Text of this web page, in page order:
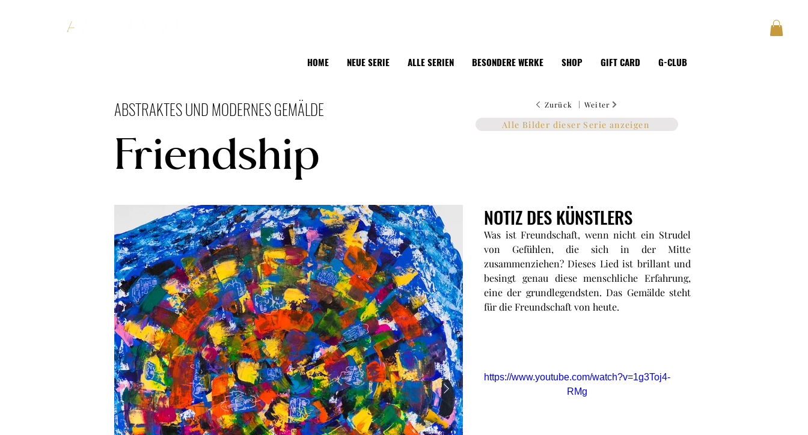
HOME NEUE SERIE ALLE SERIEN BESONDERE WERKE SHOP GIFT CARD G-CLUB
ABSTRAKTES UND MODERNES GEMÄLDE Zurück | Weiter
Alle Bilder dieser Serie anzeigen
Friendship
Was ist Freundschaft, wenn nicht ein Strudel
von Gefühlen, die sich in der Mitte
zusammenziehen? Dieses Lied ist brillant und
besingt genau diese menschliche Erfahrung,
eine der grundlegendsten. Das Gemälde steht
für die Freundschaft von heute.
NOTIZ DES KÜNSTLERS
https://www.youtube.com/watch?v=1g3Toj4-
RMg